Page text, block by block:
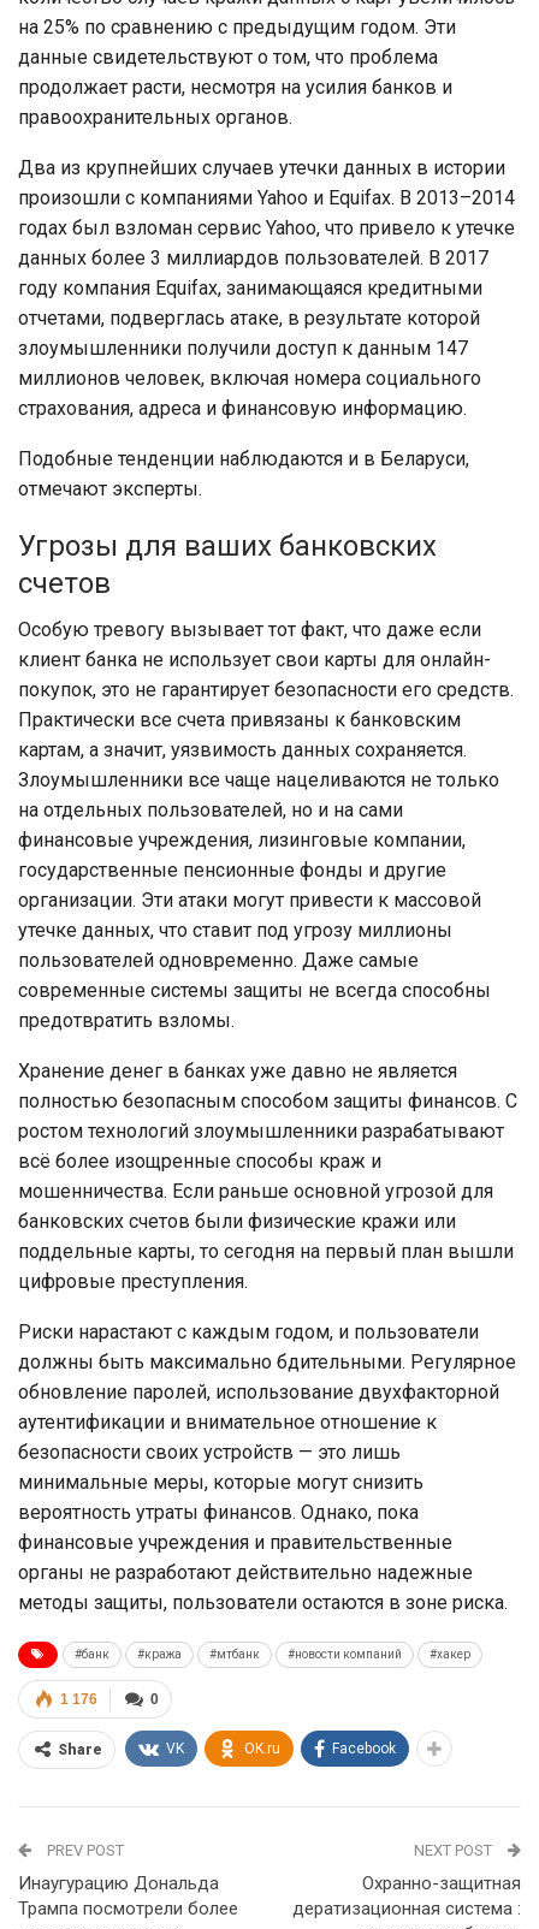
на 25% по сравнению с предыдущим годом. Эти
данные свидетельствуют о том, что проблема
продолжает расти, несмотря на усилия банков и
правоохранительных органов.
Два из крупнейших случаев утечки данных в истории
произошли с компаниями Yahoo и Equifax. В 2013–2014
годах был взломан сервис Yahoo, что привело к утечке
данных более 3 миллиардов пользователей. В 2017
году компания Equifax, занимающаяся кредитными
отчетами, подверглась атаке, в результате которой
злоумышленники получили доступ к данным 147
миллионов человек, включая номера социального
страхования, адреса и финансовую информацию.
Подобные тенденции наблюдаются и в Беларуси,
отмечают эксперты.
Угрозы для ваших банковских
счетов
Особую тревогу вызывает тот факт, что даже если
клиент банка не использует свои карты для онлайн-
покупок, это не гарантирует безопасности его средств.
Практически все счета привязаны к банковским
картам, а значит, уязвимость данных сохраняется.
Злоумышленники все чаще нацеливаются не только
на отдельных пользователей, но и на сами
финансовые учреждения, лизинговые компании,
государственные пенсионные фонды и другие
организации. Эти атаки могут привести к массовой
утечке данных, что ставит под угрозу миллионы
пользователей одновременно. Даже самые
современные системы защиты не всегда способны
предотвратить взломы.
Хранение денег в банках уже давно не является
полностью безопасным способом защиты финансов. С
ростом технологий злоумышленники разрабатывают
всё более изощренные способы краж и
мошенничества. Если раньше основной угрозой для
банковских счетов были физические кражи или
поддельные карты, то сегодня на первый план вышли
цифровые преступления.
Риски нарастают с каждым годом, и пользователи
должны быть максимально бдительными. Регулярное
обновление паролей, использование двухфакторной
аутентификации и внимательное отношение к
безопасности своих устройств — это лишь
минимальные меры, которые могут снизить
вероятность утраты финансов. Однако, пока
финансовые учреждения и правительственные
органы не разработают действительно надежные
методы защиты, пользователи остаются в зоне риска.
#банк #кража #мтбанк #новости компаний #хакер
0
1 176
Share VK OK.ru Facebook
PREV POST
Инаугурацию Дональда
Трампа посмотрели более
NEXT POST
Охранно-защитная
дератизационная система :